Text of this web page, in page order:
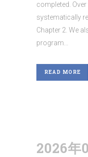
completed. Over
systematically
Chapter 2. We
program...
READ MORE
2026年